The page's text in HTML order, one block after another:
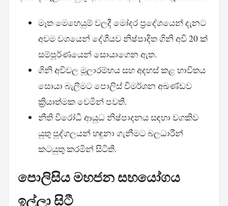
මෑත මෙහෙයුම් වලදී මෝදර ප්‍රදේශයෙන් දැනට
අවම වශයෙන් දේශීයව නිෂ්පාදිත ගිනි අවි 20 ක්
සම්පූර්ණයෙන් සොයාගෙන ඇත.
ගිනි අවිවල මූලාරම්භය සහ අදහස් කළ භාවිතය
සොයා බැලීමට පොලිස් විමර්ශන අඛණ්ඩව
ක්‍රියාත්මක වෙමින් පවතී.
නීති විරෝධී ආයුධ නිෂ්පාදනය සඳහා වගකිව
යුතු පුද්ගලයන් හඳුනා ගැනීමට බලධාරීන්
කටයුතු කරමින් සිටිති.
පොලිසිය මහජන සහයෝගය
ඉල්ලා සිටී